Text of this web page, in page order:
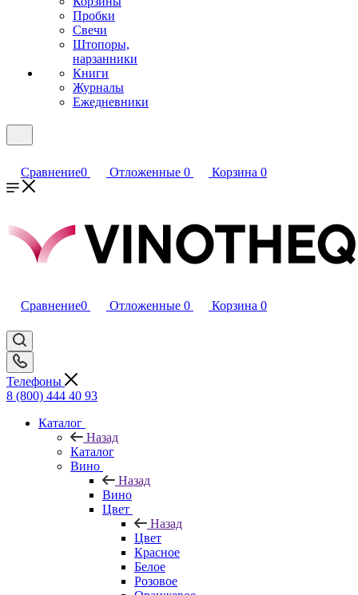
Пробки
Свечи
Штопоры,
нарзанники
Книги
Журналы
Ежедневники
Сравнение0 Отложенные 0 Корзина 0
Сравнение0 Отложенные 0 Корзина 0
Телефоны
8 (800) 444 40 93
Каталог
Назад
Каталог
Вино
Назад
Вино
Цвет
Назад
Цвет
Красное
Белое
Розовое